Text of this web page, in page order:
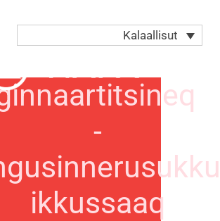
Kalaallisut
-
ikkussaaq